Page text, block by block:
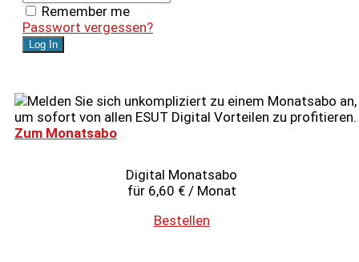
Remember me
Passwort vergessen?
Melden Sie sich unkompliziert zu einem Monatsabo an,
um sofort von allen ESUT Digital Vorteilen zu profitieren.
Zum Monatsabo
Digital Monatsabo
für 6,60 € / Monat
Bestellen